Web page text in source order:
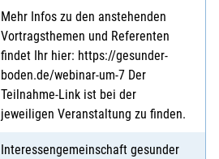
Mehr Infos zu den anstehenden
Vortragsthemen und Referenten
findet Ihr hier: https://gesunder-
boden.de/webinar-um-7 Der
Teilnahme-Link ist bei der
jeweiligen Veranstaltung zu finden.
Interessengemeinschaft gesunder